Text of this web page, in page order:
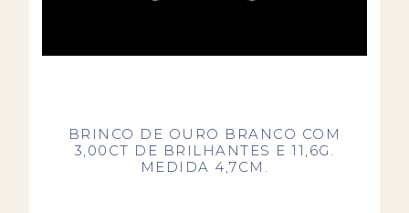
BRINCO DE OURO BRANCO COM
3,00CT DE BRILHANTES E 11,6G.
MEDIDA 4,7CM.